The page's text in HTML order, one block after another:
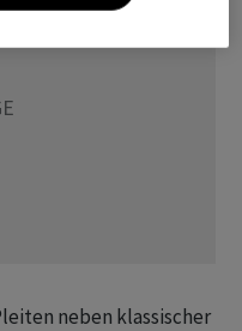
neben klassischer